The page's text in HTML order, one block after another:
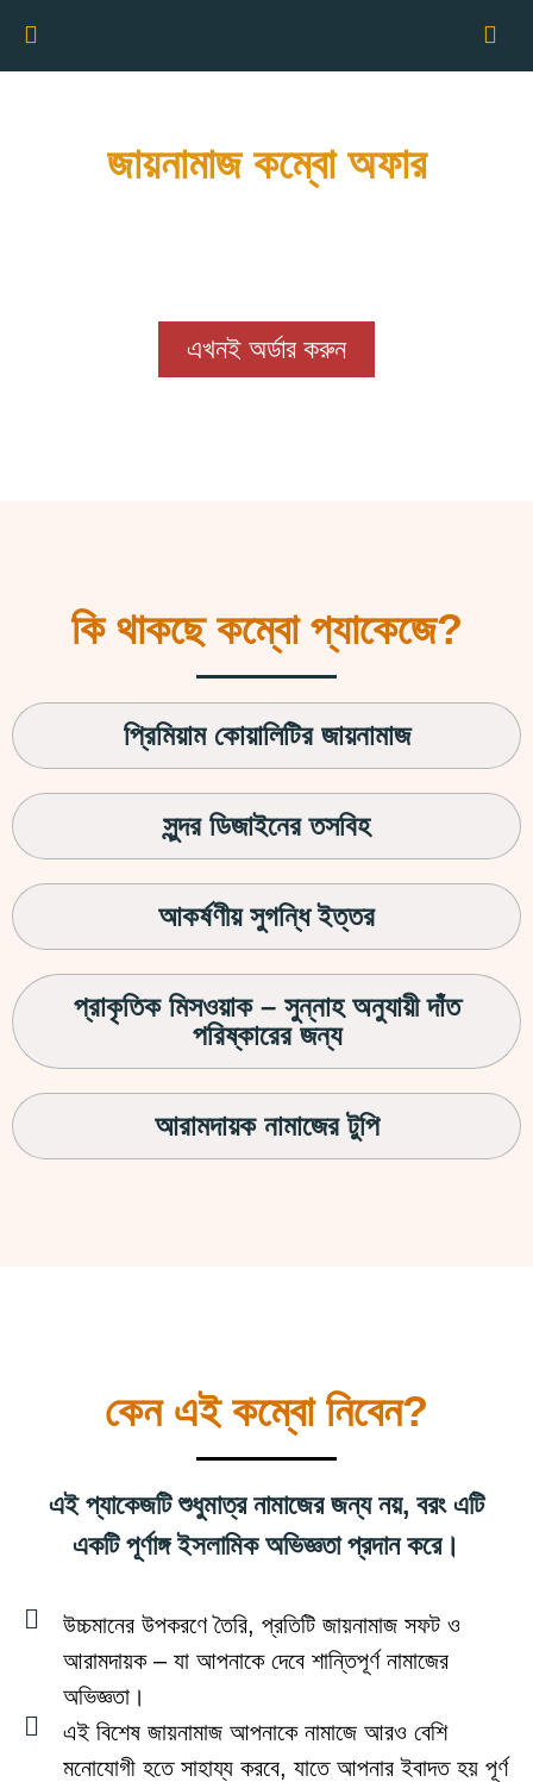
জায়নামাজ কম্বো অফার
এখনই অর্ডার করুন
কি থাকছে কম্বো প্যাকেজে?
প্রিমিয়াম কোয়ালিটির জায়নামাজ
সুন্দর ডিজাইনের তসবিহ
আকর্ষণীয় সুগন্ধি ইত্তর
প্রাকৃতিক মিসওয়াক – সুন্নাহ অনুযায়ী দাঁত
পরিষ্কারের জন্য
আরামদায়ক নামাজের টুপি
কেন এই কম্বো নিবেন?
এই প্যাকেজটি শুধুমাত্র নামাজের জন্য নয়, বরং এটি
একটি পূর্ণাঙ্গ ইসলামিক অভিজ্ঞতা প্রদান করে।
উচ্চমানের উপকরণে তৈরি, প্রতিটি জায়নামাজ সফট ও
আরামদায়ক – যা আপনাকে দেবে শান্তিপূর্ণ নামাজের
অভিজ্ঞতা।
এই বিশেষ জায়নামাজ আপনাকে নামাজে আরও বেশি
মনোযোগী হতে সাহায্য করবে, যাতে আপনার ইবাদত হয় পূর্ণ